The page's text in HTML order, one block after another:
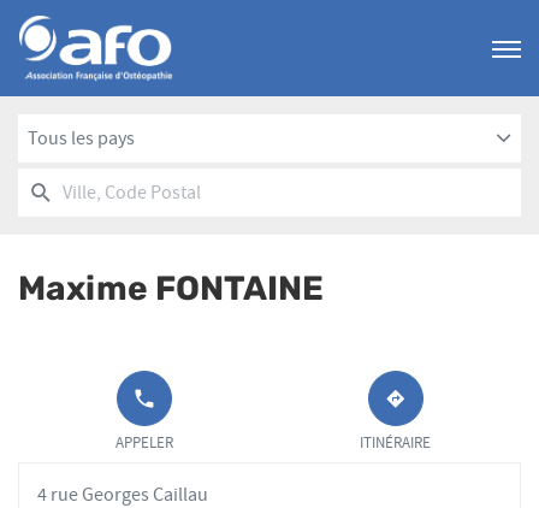
Menu
Tous les pays
Ville,RECHERCHER
UN
AFO
Maxime FONTAINE
APPELER LE
POINT DE
VENTE
FONTAINE AU
APPELER ITINÉRAIRE
JUSQU'AU
POINT
DE
4 rue Georges Caillau